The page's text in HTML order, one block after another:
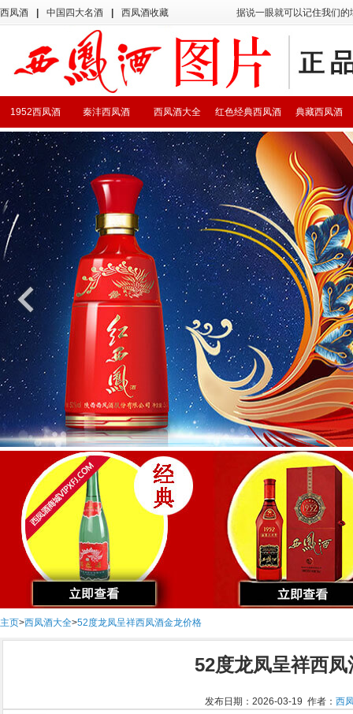
西凤酒 中国四大名酒 西凤酒收藏 据说一眼就可以记住我们
典藏西凤酒
红色经典西凤酒
西凤酒大全
秦沣西凤酒
1952西凤酒
主页>西凤酒大全>52度龙凤呈祥西凤酒金龙价格
52度龙凤呈祥西
发布日期：2026-03-19 作者： 西